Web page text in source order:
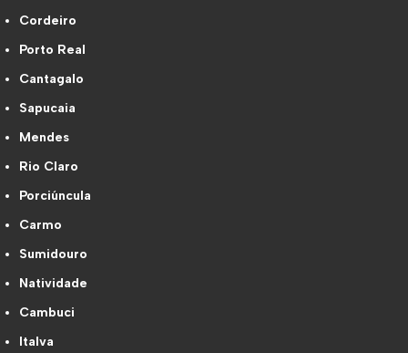
Cordeiro
Porto Real
Cantagalo
Sapucaia
Mendes
Rio Claro
Porciúncula
Carmo
Sumidouro
Natividade
Cambuci
Italva